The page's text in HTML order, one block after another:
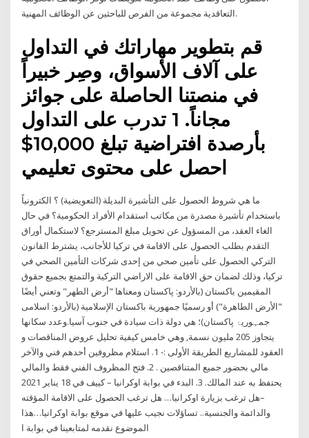
التعاقدية مجموعة من الفرص للباحثين عن الوظائف المهنية.
قم بتطوير مهاراتك في التداول
على آلاف الأسواق، وصِر خبيراً
في منصتنا الحاصلة على جوائز
مجاناً. 1 تدرب على التداول
بأرصدة افتراضية تبلغ 10,000$
احصل على محتوى تعليمي
ما هي شروط الحصول على التأشيرة البديلة (التعويضية) ؟ الكترونياً
باستخدام تأشيرة مصدرة من مكاتب استقدام الأفراد الحكومية؟ في حال
الغاء العقد، من المسؤول عن تحويل مبلغ المسترجع؟ لاستكمال أوراق
التقدم بطلب الحصول على الاقامة في تركيا للأجانب، يشترط القانون
التركي الحصول على تأمين صحي من إحدى شركات التأمين الصحي في
تركيا، وذلك لضمان حق الاقامة على الاراضي التركية والتمتع بجميع حقوق
المقيمين باكستان (بالأردو: پاکستان ومعناها "أرض الطهر" وتعني أيضًا
"الأرض الطاهرة") أو رسميًا جمهورية باكستان الإسلامية (بالأردو: اسلامی
جمہوریۂ پاكستان)؛ هي دولة ذات سيادة في جنوب آسيا.وعدد سكانها
يتجاوز 205 مليون نسمة, وهي خامس كيفية تحليل عروض المناقصات و
العقود للمشاريع الطريقة الأولى :- 1. استلام مظروفين أحدهم فني والآخر
مالي بحضور جميع المتناقصين . 2. فتح المظروف الفني فقط والمالي
يحتفظ به عند المالك. 3. البدء في بوابة اوكرانيا – كييف في 18 يناير 2021
–هل ترغب بزيارة اوكرانيا… هل ترغب الحصول على الاقامة المؤقته
والدائمة والجنسية.. تساؤلات نجيب عليها في موقع بوابة اوكرانيا…هذا
الموضوع نقدمه لمتابعينا في بوابة ا